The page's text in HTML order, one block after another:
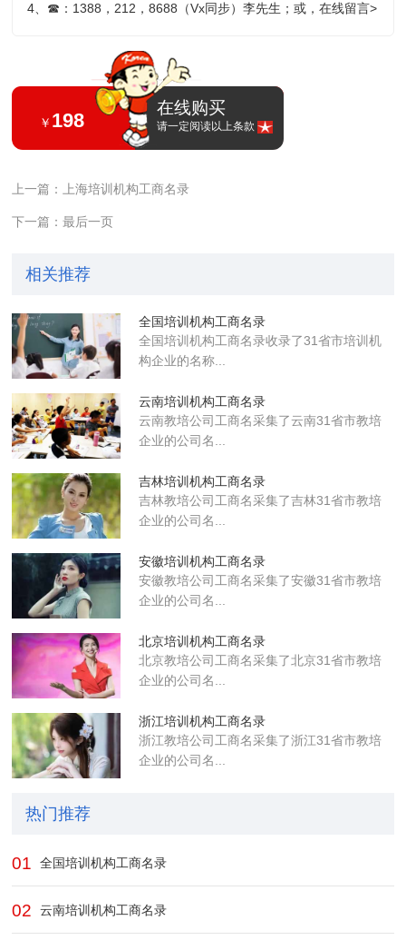
4、 ☎ ：1388，212，8688（Vx同步）李先生；或，在线留言>
￥ 198
在线购买
请一定阅读以上条款
上一篇：上海培训机构工商名录
下一篇：最后一页
相关推荐
全国培训机构工商名录
全国培训机构工商名录收录了31省市培训机
构企业的名称...
云南培训机构工商名录
云南教培公司工商名采集了云南31省市教培
企业的公司名...
吉林培训机构工商名录
吉林教培公司工商名采集了吉林31省市教培
企业的公司名...
安徽培训机构工商名录
安徽教培公司工商名采集了安徽31省市教培
企业的公司名...
北京培训机构工商名录
北京教培公司工商名采集了北京31省市教培
企业的公司名...
浙江培训机构工商名录
浙江教培公司工商名采集了浙江31省市教培
企业的公司名...
热门推荐
01 全国培训机构工商名录
02 云南培训机构工商名录